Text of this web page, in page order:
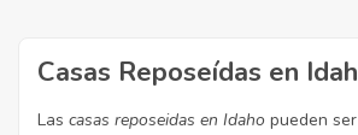
Casas Reposeídas en
Las casas reposeidas en Idaho pueden